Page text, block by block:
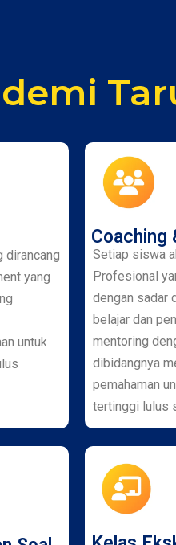
dirancang
yang
untuk
Coaching
Setiap siswa
Profesional
dengan sadar
belajar dan
mentoring
dibidangnya
pemahaman
tertinggi lulus